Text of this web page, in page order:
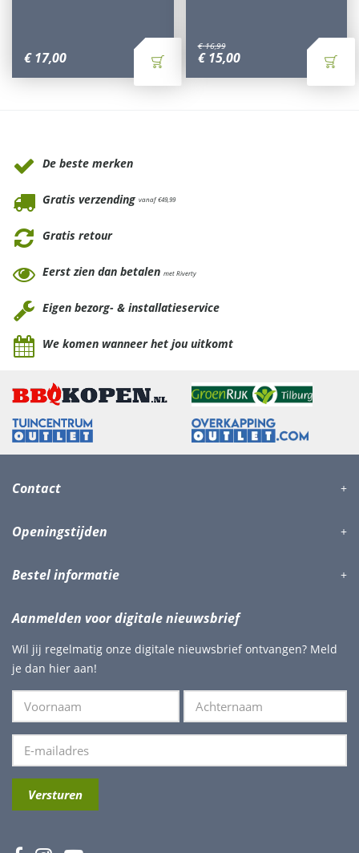
€ 17,00
€ 16,99
€ 15,00
De beste merken
Gratis verzending vanaf €49,99
Gratis retour
Eerst zien dan betalen met Riverty
Eigen bezorg- & installatieservice
We komen wanneer het jou uitkomt
Contact
Openingstijden
Bestel informatie
Aanmelden voor digitale nieuwsbrief
Wil jij regelmatig onze digitale nieuwsbrief ontvangen? Meld
je dan hier aan!